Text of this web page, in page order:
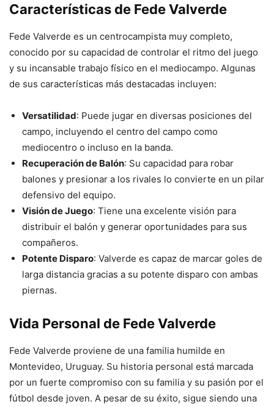
Características de Fede Valverde
Fede Valverde es un centrocampista muy completo,
conocido por su capacidad de controlar el ritmo del juego
y su incansable trabajo físico en el mediocampo. Algunas
de sus características más destacadas incluyen:
Versatilidad: Puede jugar en diversas posiciones del
campo, incluyendo el centro del campo como
mediocentro o incluso en la banda.
Recuperación de Balón: Su capacidad para robar
balones y presionar a los rivales lo convierte en un pilar
defensivo del equipo.
Visión de Juego: Tiene una excelente visión para
distribuir el balón y generar oportunidades para sus
compañeros.
Potente Disparo: Valverde es capaz de marcar goles de
larga distancia gracias a su potente disparo con ambas
piernas.
Vida Personal de Fede Valverde
Fede Valverde proviene de una familia humilde en
Montevideo, Uruguay. Su historia personal está marcada
por un fuerte compromiso con su familia y su pasión por el
fútbol desde joven. A pesar de su éxito, sigue siendo una